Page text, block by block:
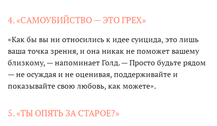
4. «САМОУБИЙСТВО — ЭТО ГРЕХ»
«Как бы вы ни относились к идее суицида, это лишь
ваша точка зрения, и она никак не поможет вашему
близкому, — напоминает Голд. — Просто будьте рядом
— не осуждая и не оценивая, поддерживайте и
показывайте свою любовь, как можете».
5. «ТЫ ОПЯТЬ ЗА СТАРОЕ?»